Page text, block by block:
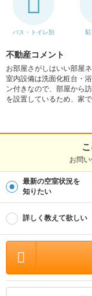
バス・トイレ別
不動産コメント
お部屋さがしはいい部屋
室内設備は洗面化粧台・
ン付きなので、部屋から
を設置しているため、家
お問
最新の空室状況を
知りたい
詳しく教えて欲しい